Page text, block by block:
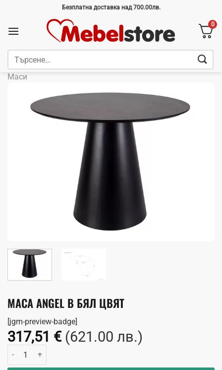
content
Безплатна доставка над 700.00лв.
0
Търсене
Маси
МАСА ANGEL В БЯЛ ЦВЯТ
[jgm-preview-badge]
317,51 € (621.00 лв.)
количество за Маса Angel в бял цвят